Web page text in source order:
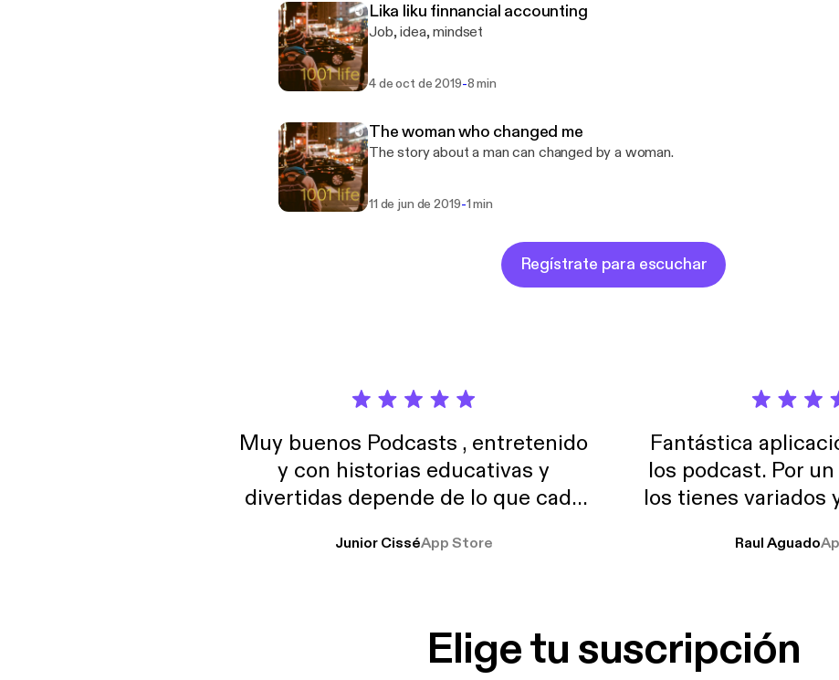
Lika liku finnancial accounting
Job, idea, mindset
4 de oct de 2019-8 min
The woman who changed me
The story about a man can changed by a woman.
11 de jun de 2019-1 min
Regístrate para escuchar
Muy buenos Podcasts , entretenido
y con historias educativas y
divertidas depende de lo que cada
trabajo ya que estoy muchas horas
Junior CisséApp Store
Fantástica
los podcast. Por
los tienes variados
Raul Aguado
Elige tu suscripción